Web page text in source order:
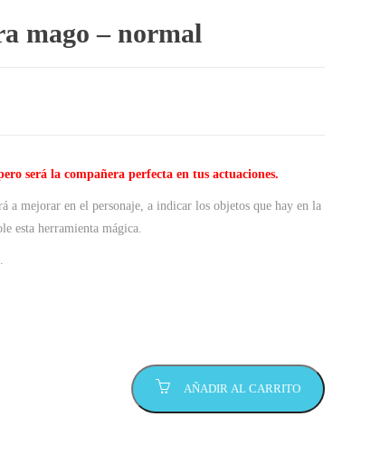
mago – normal
será la compañera perfecta en tus actuaciones.
a mejorar en el personaje, a indicar los objetos que hay en la
esta herramienta mágica.
AÑADIR AL CARRITO